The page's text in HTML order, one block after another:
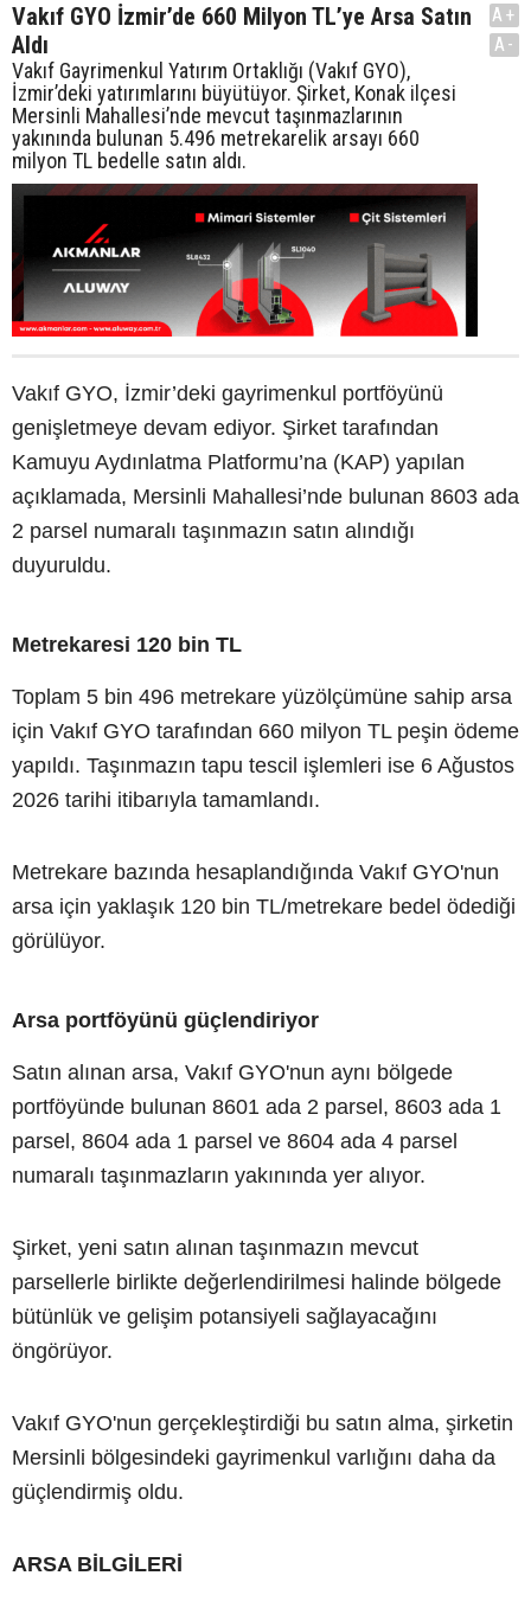
Vakıf GYO İzmir’de 660 Milyon TL’ye Arsa Satın
Aldı
Vakıf Gayrimenkul Yatırım Ortaklığı (Vakıf GYO),
İzmir’deki yatırımlarını büyütüyor. Şirket, Konak ilçesi
Mersinli Mahallesi’nde mevcut taşınmazlarının
yakınında bulunan 5.496 metrekarelik arsayı 660
milyon TL bedelle satın aldı.
A+
A-
Vakıf GYO, İzmir’deki gayrimenkul portföyünü
genişletmeye devam ediyor. Şirket tarafından
Kamuyu Aydınlatma Platformu’na (KAP) yapılan
açıklamada, Mersinli Mahallesi’nde bulunan 8603 ada
2 parsel numaralı taşınmazın satın alındığı
duyuruldu.
Metrekaresi 120 bin TL
Toplam 5 bin 496 metrekare yüzölçümüne sahip arsa
için Vakıf GYO tarafından 660 milyon TL peşin ödeme
yapıldı. Taşınmazın tapu tescil işlemleri ise 6 Ağustos
2026 tarihi itibarıyla tamamlandı.
Metrekare bazında hesaplandığında Vakıf GYO'nun
arsa için yaklaşık 120 bin TL/metrekare bedel ödediği
görülüyor.
Arsa portföyünü güçlendiriyor
Satın alınan arsa, Vakıf GYO'nun aynı bölgede
portföyünde bulunan 8601 ada 2 parsel, 8603 ada 1
parsel, 8604 ada 1 parsel ve 8604 ada 4 parsel
numaralı taşınmazların yakınında yer alıyor.
Şirket, yeni satın alınan taşınmazın mevcut
parsellerle birlikte değerlendirilmesi halinde bölgede
bütünlük ve gelişim potansiyeli sağlayacağını
öngörüyor.
Vakıf GYO'nun gerçekleştirdiği bu satın alma, şirketin
Mersinli bölgesindeki gayrimenkul varlığını daha da
güçlendirmiş oldu.
ARSA BİLGİLERİ